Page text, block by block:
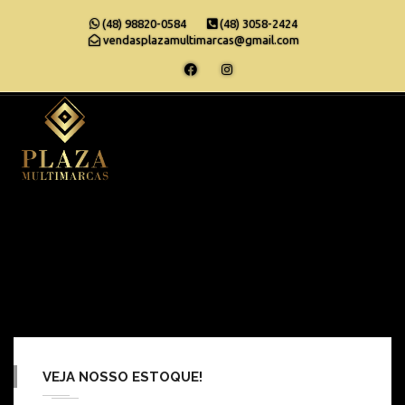
(48) 98820-0584
(48) 3058-2424
vendasplazamultimarcas@gmail.com
VEJA NOSSO ESTOQUE!